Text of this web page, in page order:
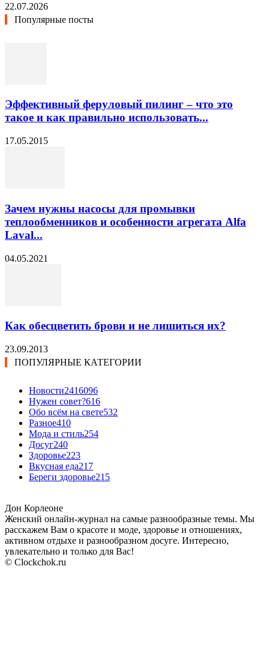
22.07.2026
Популярные посты
Эффективный феруловый пилинг – что это
такое и как правильно использовать...
17.05.2015
Зачем нужны насосы для промывки
теплообменников и особенности агрегата Alfa
Laval...
04.05.2021
Как обесцветить брови и не лишиться их?
23.09.2013
ПОПУЛЯРНЫЕ КАТЕГОРИИ
Новости2416096
Нужен совет?616
Обо всём на свете532
Разное410
Мода и стиль254
Досуг240
Здоровье223
Вкусная еда217
Береги здоровье215
Дон Корлеоне
Женский онлайн-журнал на самые разнообразные темы. Мы
расскажем Вам о красоте и моде, здоровье и отношениях,
активном отдыхе и разнообразном досуге. Интересно,
увлекательно и только для Вас!
© Clockchok.ru